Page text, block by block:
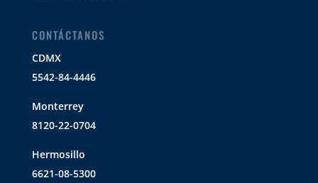
CONTÁCTANOS
CDMX
5542-84-4446
Monterrey
8120-22-0704
Hermosillo
6621-08-5300